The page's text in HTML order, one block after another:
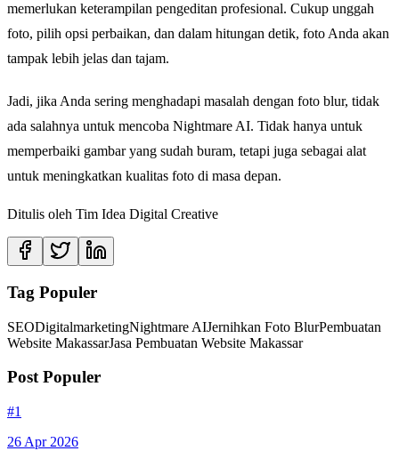
memerlukan keterampilan pengeditan profesional. Cukup unggah
foto, pilih opsi perbaikan, dan dalam hitungan detik, foto Anda akan
tampak lebih jelas dan tajam.
Jadi, jika Anda sering menghadapi masalah dengan foto blur, tidak
ada salahnya untuk mencoba Nightmare AI. Tidak hanya untuk
memperbaiki gambar yang sudah buram, tetapi juga sebagai alat
untuk meningkatkan kualitas foto di masa depan.
Ditulis oleh Tim Idea Digital Creative
Tag Populer
SEODigitalmarketingNightmare AIJernihkan Foto BlurPembuatan
Website MakassarJasa Pembuatan Website Makassar
Post Populer
#1
26 Apr 2026